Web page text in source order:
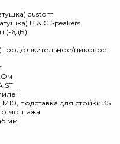
custom
B & C Speakers
(-6дБ)
пиковое:
ST
подставка для стойки 35
монтажа
мм